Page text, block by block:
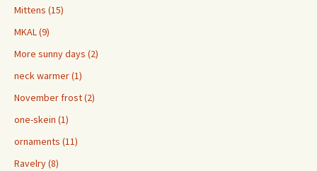
Mittens (15)
MKAL (9)
More sunny days (2)
neck warmer (1)
November frost (2)
one-skein (1)
ornaments (11)
Ravelry (8)